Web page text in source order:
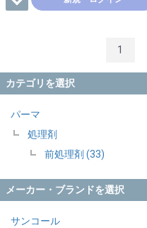
カテゴリを選択
パーマ
処理剤
前処理剤 (33)
メーカー・ブランドを選択
サンコール
1